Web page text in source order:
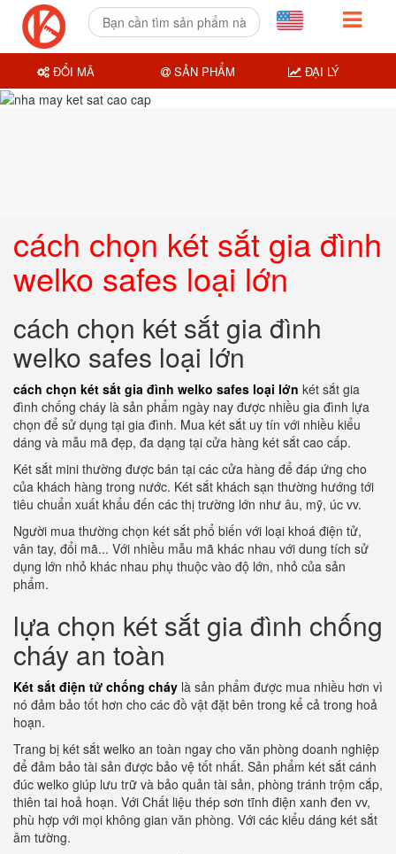
cách chọn két sắt gia đình
welko safes loại lớn
cách chọn két sắt gia đình
welko safes loại lớn
cách chọn két sắt gia đình welko safes loại lớn két sắt gia
đình chống cháy là sản phẩm ngày nay được nhiều gia đình lựa
chọn để sử dụng tại gia đình. Mua két sắt uy tín với nhiều kiểu
dáng và mẫu mã đẹp, đa dạng tại cửa hàng két sắt cao cấp.
Két sắt mini thường được bán tại các cửa hàng để đáp ứng cho
của khách hàng trong nước. Két sắt khách sạn thường hướng tới
tiêu chuẩn xuất khẩu đến các thị trường lớn như âu, mỹ, úc vv.
Người mua thường chọn két sắt phổ biến với loại khoá điện tử,
vân tay, đổi mã... Với nhiều mẫu mã khác nhau với dung tích sử
dụng lớn nhỏ khác nhau phụ thuộc vào độ lớn, nhỏ của sản
phẩm.
lựa chọn két sắt gia đình chống
cháy an toàn
Két sắt điện tử chống cháy là sản phẩm được mua nhiều hơn vì
nó đảm bảo tốt hơn cho các đồ vật đặt bên trong kể cả trong hoả
hoạn.
Trang bị két sắt welko an toàn ngay cho văn phòng doanh nghiệp
để đảm bảo tài sản được bảo vệ tốt nhất. Sản phẩm két sắt cánh
đúc welko giúp lưu trữ và bảo quản tài sản, phòng tránh trộm cắp,
thiên tai hoả hoạn. Với Chất liệu thép sơn tĩnh điện xanh đen vv,
phù hợp với mọi không gian văn phòng. Với các kiểu dáng két sắt
âm tường.
ĐỔI MÃ SẢN PHẨM ĐẠI LÝ